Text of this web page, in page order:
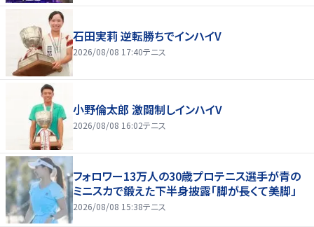
石田実莉 逆転勝ちでインハイV
2026/08/08 17:40テニス
小野倫太郎 激闘制しインハイV
2026/08/08 16:02テニス
フォロワー13万人の30歳プロテニス選手が青の
ミニスカで鍛えた下半身披露「脚が長くて美脚」
2026/08/08 15:38テニス